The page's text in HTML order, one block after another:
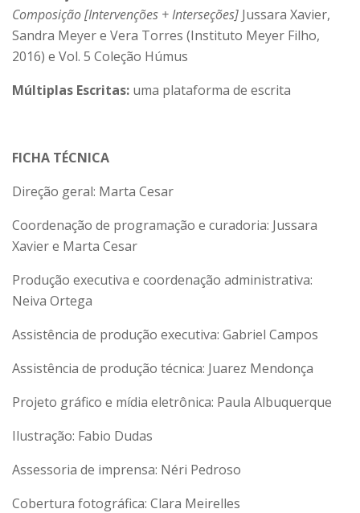
Composição [Intervenções + Interseções] Jussara Xavier,
Sandra Meyer e Vera Torres (Instituto Meyer Filho,
2016) e Vol. 5 Coleção Húmus
Múltiplas Escritas: uma plataforma de escrita
FICHA TÉCNICA
Direção geral: Marta Cesar
Coordenação de programação e curadoria: Jussara
Xavier e Marta Cesar
Produção executiva e coordenação administrativa:
Neiva Ortega
Assistência de produção executiva: Gabriel Campos
Assistência de produção técnica: Juarez Mendonça
Projeto gráfico e mídia eletrônica: Paula Albuquerque
Ilustração: Fabio Dudas
Assessoria de imprensa: Néri Pedroso
Cobertura fotográfica: Clara Meirelles